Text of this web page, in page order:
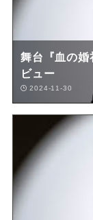
舞台『血の
ビュー
2024-11-30